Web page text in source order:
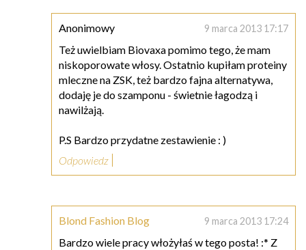
Anonimowy 9 marca 2013 17:17
Też uwielbiam Biovaxa pomimo tego, że mam
niskoporowate włosy. Ostatnio kupiłam proteiny
mleczne na ZSK, też bardzo fajna alternatywa,
dodaję je do szamponu - świetnie łagodzą i
nawilżają.
P.S Bardzo przydatne zestawienie : )
Odpowiedz
Blond Fashion Blog 9 marca 2013 17:24
Bardzo wiele pracy włożyłaś w tego posta! :* Z